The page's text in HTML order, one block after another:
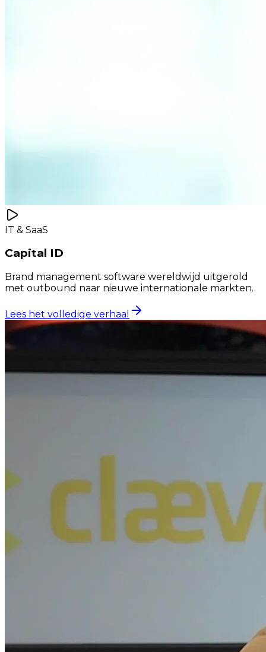
IT & SaaS
Capital ID
Brand management software wereldwijd uitgerold
met outbound naar nieuwe internationale markten.
Lees het volledige verhaal